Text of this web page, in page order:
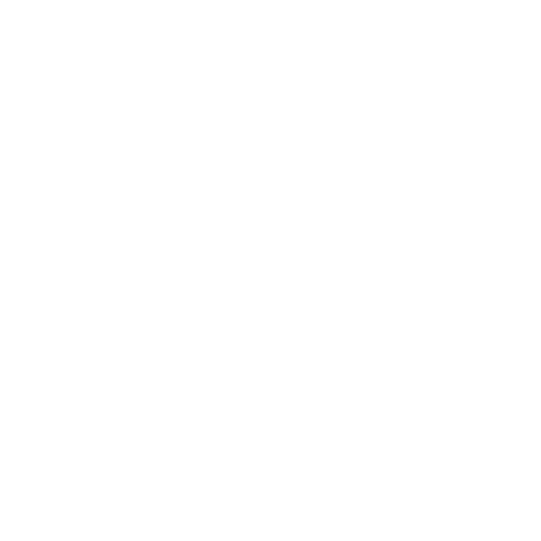
zur Karussell-Navigation springen, indem du die Skip-Links